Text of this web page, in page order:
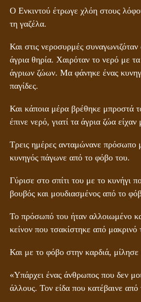
Ο Ενκιντού έτρωγε χλόη στους
τη γαζέλα.
Και στις νεροσυρμές
άγρια θηρία. Χαιρόταν το νερό με
άγριων ζώων. Μα φάνηκε ένας
παγίδες.
Και κάποια μέρα βρέθηκε μπροστά
έπινε νερό, γιατί τα άγρια ζώα
Τρεις ημέρες ανταμώνανε πρόσωπο
κυνηγός πάγωνε από το φόβο του.
Γύρισε στο σπίτι του με το κυνήγι
βουβός και μουδιασμένος από το
Το πρόσωπό του ήταν αλλοιωμένο
κείνον που τσακίστηκε από μακρινό
Και με το φόβο στην καρδιά,
«Υπάρχει ένας άνθρωπος που δεν
άλλους. Τον είδα που κατέβαινε από